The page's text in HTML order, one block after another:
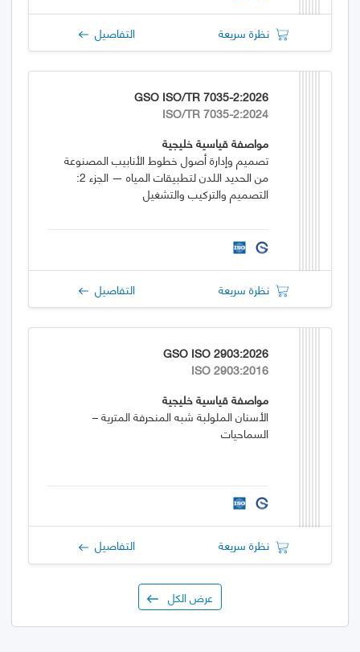
نظرة سريعة التفاصيل
GSO ISO/TR 7035-2:2026
ISO/TR 7035-2:2024
مواصفة قياسية خليجية
تصميم وإدارة أصول خطوط الأنابيب المصنوعة
من الحديد اللدن لتطبيقات المياه — الجزء 2:
التصميم والتركيب والتشغيل
نظرة سريعة التفاصيل
GSO ISO 2903:2026
ISO 2903:2016
مواصفة قياسية خليجية
الأسنان الملولبة شبه المنحرفة المترية –
السماحيات
نظرة سريعة التفاصيل
عرض الكل